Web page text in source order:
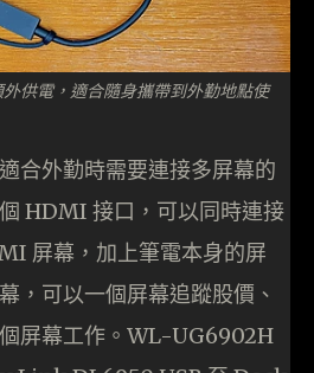
供電，適合隨身攜帶到外勤地點使
合外勤時需要連接多屏幕的
HDMI 接口，可以同時連接
屏幕，加上筆電本身的屏
，可以一個屏幕追蹤股價、
屏幕工作。WL-UG6902H